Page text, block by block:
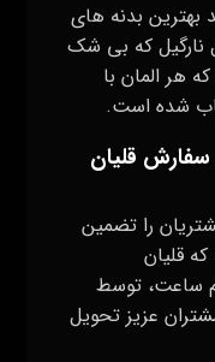
بهترین بدنه های
نارگیل که بی شک
هر المان با
شده است.
سفارش قلیان
را تضمین
قلیان
ساعت، توسط
عزیز تحویل